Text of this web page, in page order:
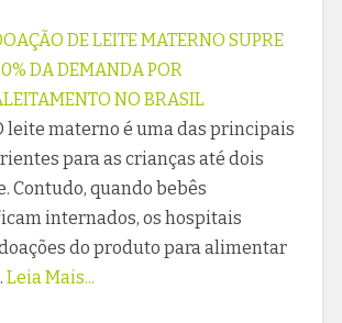
DE LEITE MATERNO SUPRE
DA DEMANDA POR
NO BRASIL
leite materno é uma das principais
para as crianças até dois
Contudo, quando bebês
internados, os hospitais
do produto para alimentar
Leia Mais...